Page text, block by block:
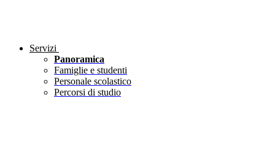
Servizi
Panoramica
Famiglie e studenti
Personale scolastico
Percorsi di studio